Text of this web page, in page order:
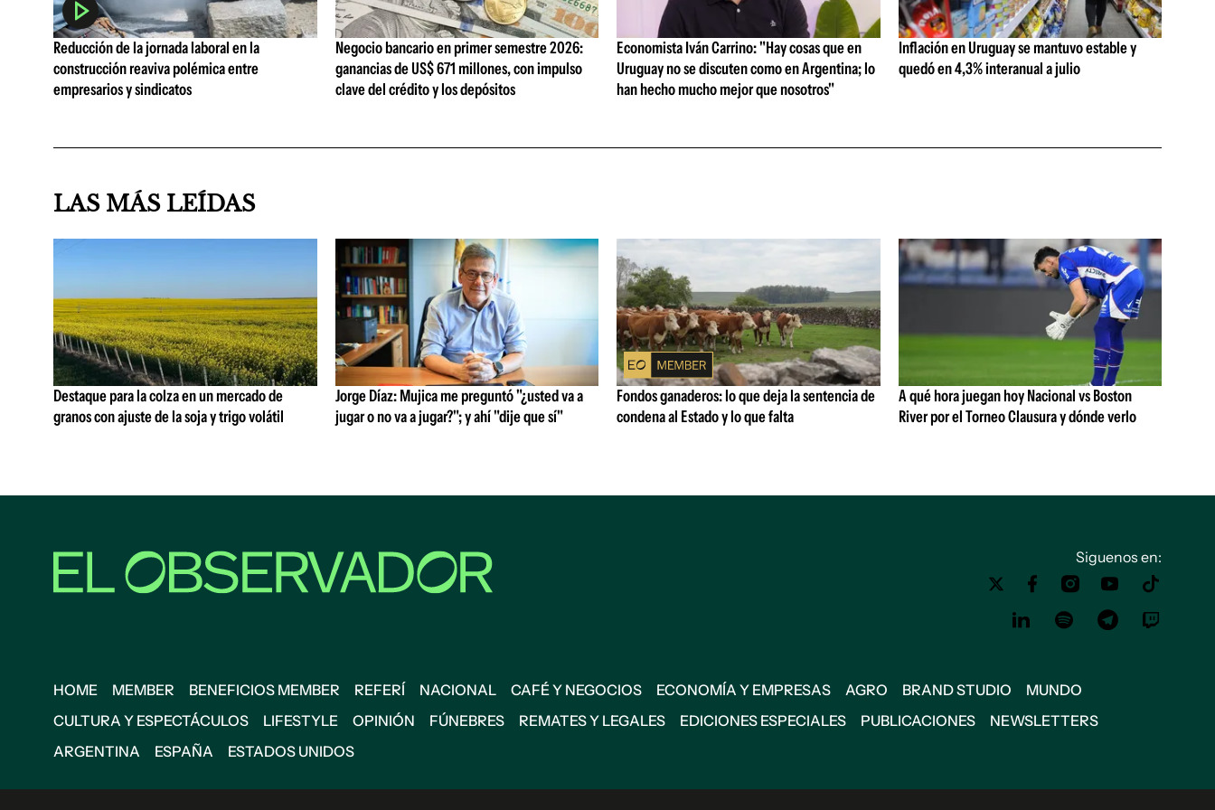
Reducción de la jornada laboral en la
construcción reaviva polémica entre
empresarios y sindicatos
Negocio bancario en primer semestre 2026:
ganancias de US$ 671 millones, con impulso
clave del crédito y los depósitos
Economista Iván Carrino: "Hay cosas que en
Uruguay no se discuten como en Argentina; lo
han hecho mucho mejor que nosotros"
Inflación en Uruguay se mantuvo estable y
quedó en 4,3% interanual a julio
LAS MÁS LEÍDAS
Destaque para la colza en un mercado de
granos con ajuste de la soja y trigo volátil
Jorge Díaz: Mujica me preguntó "¿usted va a
jugar o no va a jugar?"; y ahí "dije que sí"
Fondos ganaderos: lo que deja la sentencia de
condena al Estado y lo que falta
A qué hora juegan hoy Nacional vs Boston
River por el Torneo Clausura y dónde verlo
Siguenos en:
HOME MEMBER BENEFICIOS MEMBER REFERÍ NACIONAL CAFÉ Y NEGOCIOS ECONOMÍA Y EMPRESAS AGRO BRAND STUDIO
MUNDO
CULTURA Y ESPECTÁCULOS
LIFESTYLE OPINIÓN FÚNEBRES REMATES Y LEGALES EDICIONES ESPECIALES PUBLICACIONES
NEWSLETTERS
ARGENTINA
ESPAÑA ESTADOS UNIDOS